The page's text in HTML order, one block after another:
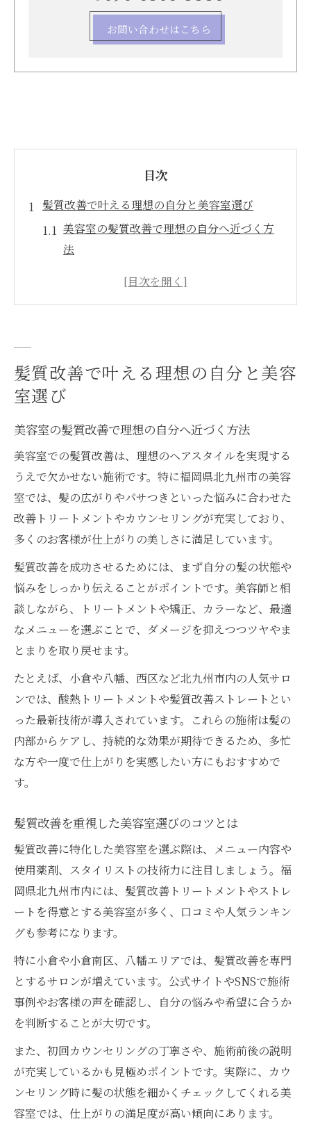
お問い合わせはこちら
目次
髪質改善で叶える理想の自分と美容室選び
美容室の髪質改善で理想の自分へ近づく方
法
髪質改善を重視した美容室選びのコツとは
係
髪質改善が得意な美容室の特徴と選ぶ理由
美容室のカウンセリングが髪質改善成功の
鍵
丁寧なヒアリングで叶える最適な髪質改善
美容室のカウンセリングで気を付けるポイ
ント
髪悩み相談が活きる美容室選びの工夫とは
カウンセリング重視の美容室で安心施術体
験
福岡県北九州市で髪質悩みを解決する美容室
北九州市で美容室選びに迷わない髪質改善
法
美容室で解決できる北九州市の髪質悩み事
例
美容室選びで知っておきたい髪質改善トレ
ンド
髪質改善で人気の美容室が持つ独自の魅力
髪質改善トリートメントが人気の理由とは
美容室で選ばれる髪質改善トリートメント
の魅力
髪質改善トリートメントが人気の秘密を解
説
美容室の施術で感じる髪質改善効果の実感
髪質改善トリートメントの種類とその特徴
美容室での髪質改善トリートメント体験談
集
満足度を高める美容室の髪質改善体験談
美容室で髪質改善体験を共有するメリット
実際の美容室利用者が語る髪質改善の変化
体験談から学ぶ美容室選びと髪質改善のコ
髪質改善で叶える理想の自分と美容
室選び
美容室の髪質改善で理想の自分へ近づく方法
美容室での髪質改善は、理想のヘアスタイルを実現する
うえで欠かせない施術です。特に福岡県北九州市の美容
室では、髪の広がりやパサつきといった悩みに合わせた
改善トリートメントやカウンセリングが充実しており、
多くのお客様が仕上がりの美しさに満足しています。
髪質改善を成功させるためには、まず自分の髪の状態や
悩みをしっかり伝えることがポイントです。美容師と相
談しながら、トリートメントや矯正、カラーなど、最適
なメニューを選ぶことで、ダメージを抑えつつツヤやま
とまりを取り戻せます。
たとえば、小倉や八幡、西区など北九州市内の人気サロ
ンでは、酸熱トリートメントや髪質改善ストレートとい
った最新技術が導入されています。これらの施術は髪の
内部からケアし、持続的な効果が期待できるため、多忙
な方や一度で仕上がりを実感したい方にもおすすめで
す。
髪質改善を重視した美容室選びのコツとは
髪質改善に特化した美容室を選ぶ際は、メニュー内容や
使用薬剤、スタイリストの技術力に注目しましょう。福
岡県北九州市内には、髪質改善トリートメントやストレ
ートを得意とする美容室が多く、口コミや人気ランキン
グも参考になります。
特に小倉や小倉南区、八幡エリアでは、髪質改善を専門
とするサロンが増えています。公式サイトやSNSで施術
事例やお客様の声を確認し、自分の悩みや希望に合うか
を判断することが大切です。
また、初回カウンセリングの丁寧さや、施術前後の説明
が充実しているかも見極めポイントです。実際に、カウ
ンセリング時に髪の状態を細かくチェックしてくれる美
容室では、仕上がりの満足度が高い傾向にあります。